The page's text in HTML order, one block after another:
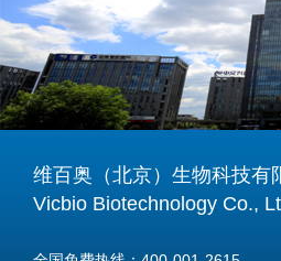
维百奥（北京）生物科技有
Vicbio Biotechnology Co.,